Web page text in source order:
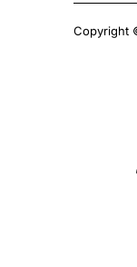
Copyright